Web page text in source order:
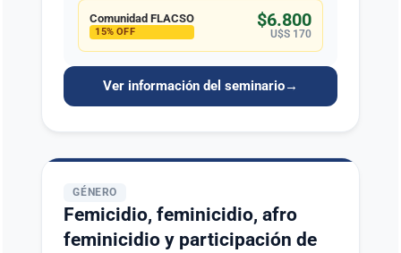
Comunidad FLACSO
15% OFF
$6.800
U$S 170
Ver información del seminario→
GÉNERO
Femicidio, feminicidio, afro
feminicidio y participación de